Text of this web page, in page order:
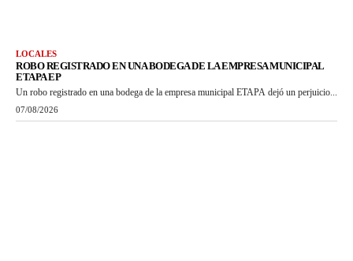
LOCALES
ROBO REGISTRADO EN UNA BODEGA DE LA EMPRESA MUNICIPAL
ETAPA EP
Un robo registrado en una bodega de la empresa municipal ETAPA dejó un perjuicio...
07/08/2026